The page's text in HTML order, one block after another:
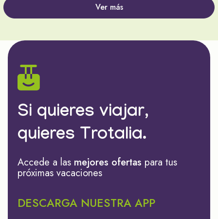
Ver más
Si quieres viajar,
quieres Trotalia.
Accede a las mejores ofertas para tus
próximas vacaciones
DESCARGA NUESTRA APP